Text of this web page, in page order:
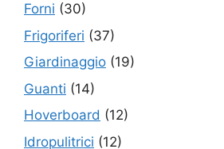
Forni (30)
Frigoriferi (37)
Giardinaggio (19)
Guanti (14)
Hoverboard (12)
Idropulitrici (12)